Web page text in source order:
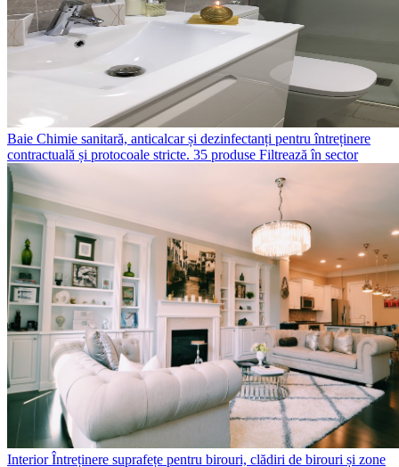
Baie Chimie sanitară, anticalcar și dezinfectanți pentru întreținere
contractuală și protocoale stricte. 35 produse Filtrează în sector
Interior Întreținere suprafețe pentru birouri, clădiri de birouri și zone